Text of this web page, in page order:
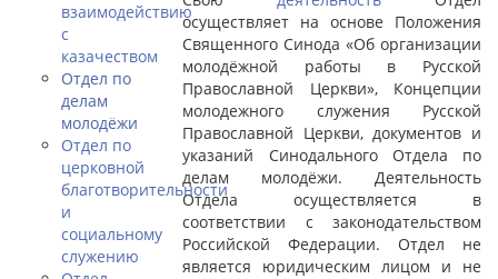
взаимодействию
с
казачеством
Отдел по
делам
молодёжи
Отдел по
церковной
благотворительности
и
социальному
служению
осуществляет на основе Положения
Священного Синода «Об организации
молодёжной работы в Русской
Православной Церкви», Концепции
молодежного служения Русской
Православной Церкви, документов и
указаний Синодального Отдела по
делам молодёжи. Деятельность
Отдела осуществляется в
соответствии с законодательством
Российской Федерации. Отдел не
является юридическим лицом и не